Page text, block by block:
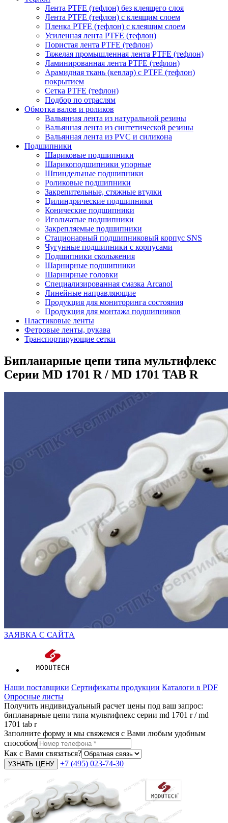
Лента PTFE (тефлон) без клеящего слоя
Лента PTFE (тефлон) с клеящим слоем
Пленка PTFE (тефлон) с клеящим слоем
Усиленная лента PTFE (тефлон)
Пористая лента PTFE (тефлон)
Тяжелая промышленная лента PTFE (тефлон)
Ламинированная лента PTFE (тефлон)
Арамидная ткань (кевлар) с PTFE (тефлон)
покрытием
Сетка PTFE (тефлон)
Подбор по отраслям
Обмотка валов и роликов
Вальянная лента из натуральной резины
Вальянная лента из синтетической резины
Вальянная лента из PVC и силикона
Подшипники
Шариковые подшипники
Шарикоподшипники упорные
Шпиндельные подшипники
Роликовые подшипники
Закрепительные, стяжные втулки
Цилиндрические подшипники
Конические подшипники
Игольчатые подшипники
Закрепляемые подшипники
Стационарный подшипниковый корпус SNS
Чугунные подшипники с корпусами
Подшипники скольжения
Шарнирные подшипники
Шарнирные головки
Специализированная смазка Arcanol
Линейные направляющие
Продукция для мониторинга состояния
Продукция для монтажа подшипников
Пластиковые ленты
Фетровые ленты, рукава
Транспортирующие сетки
Бипланарные цепи типа мультифлекс
Серии MD 1701 R / MD 1701 TAB R
ЗАЯВКА С САЙТА
Наши поставщики Сертификаты продукции Каталоги в PDF
Опросные листы
Получить индивидуальный расчет цены под ваш запрос:
бипланарные цепи типа мультифлекс серии md 1701 r / md
1701 tab r
Заполните форму и мы свяжемся с Вами любым удобным
способом
Как с Вами связаться?
+7 (495) 023-74-30